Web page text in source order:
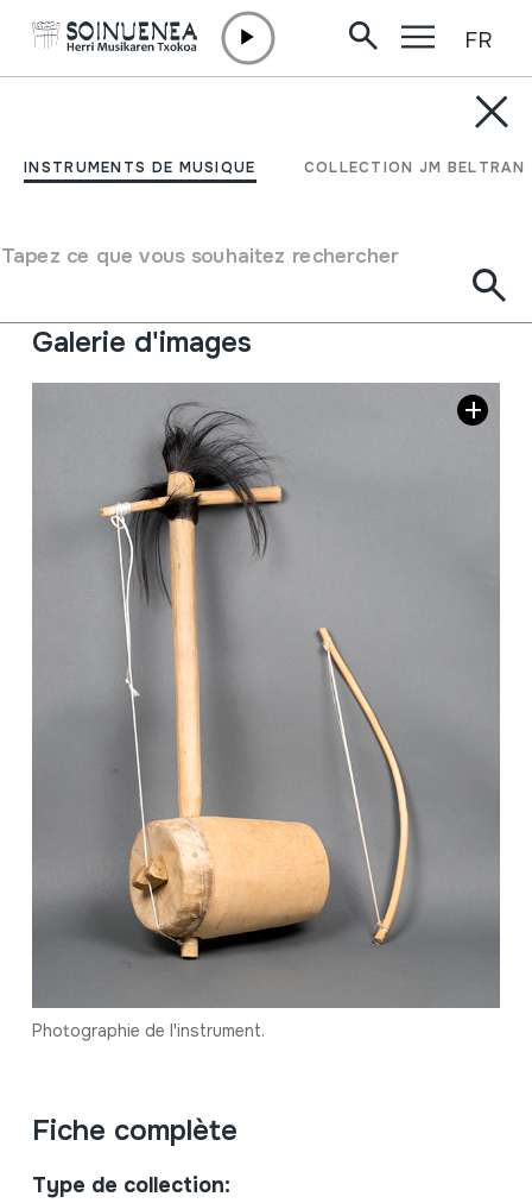
INSTRUMENTS DE MUSIQUE COLLECTION JM BELTRAN
Tapez ce que vous souhaitez rechercher
FR
ESIRIRI; Endigiddi; Tube
Auteur
Ez dakigu.
Frottées
Galerie d'images
Photographie de l'instrument.
Fiche complète
Type de collection: